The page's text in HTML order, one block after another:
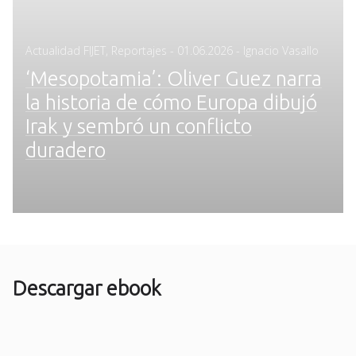
Actualidad FIJET Reportajes - Posted
on
01.06.2026 - Ignacio Vasallo
‘Mesopotamia’: Oliver Guez narra
la historia de cómo Europa dibujó
Irak y sembró un conflicto
duradero
Descargar ebook